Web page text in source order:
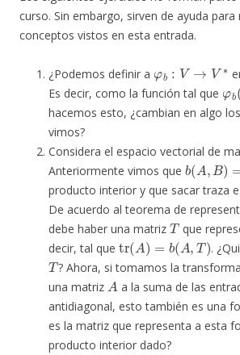
curso. Sin embargo, sirven de ayuda para
conceptos vistos en esta entrada.
¿Podemos definir a
V→ ∗
Es decir, como la función tal que
b
hacemos esto, ¿cambian en algo
vimos?
Considera el espacio vectorial de
Anteriormente vimos que
b(A ,B)=tr
producto interior y que sacar traza
De acuerdo al teorema de
debe haber una matriz
T
que
decir, tal que
tr(A)=b(A, T)
.
T
? Ahora, si tomamos la
una matriz
A
a la suma de las
antidiagonal, esto también es una
es la matriz que representa a esta
producto interior dado?